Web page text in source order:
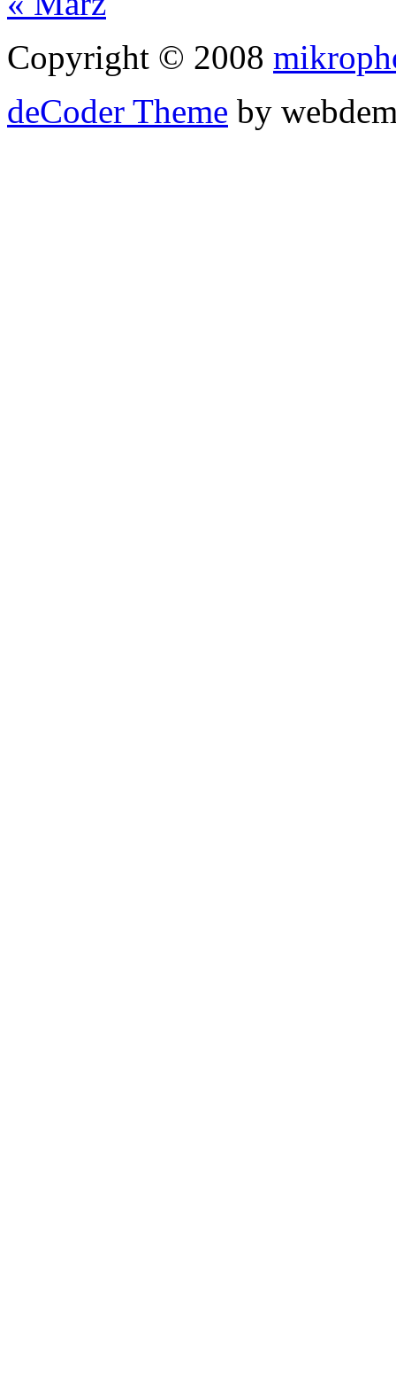
Copyright © 2008
deCoder Theme by